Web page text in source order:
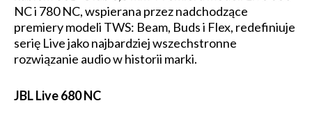
NC i 780 NC, wspierana przez nadchodzące
premiery modeli TWS: Beam, Buds i Flex, redefiniuje
serię Live jako najbardziej wszechstronne
rozwiązanie audio w historii marki.
JBL Live 680 NC